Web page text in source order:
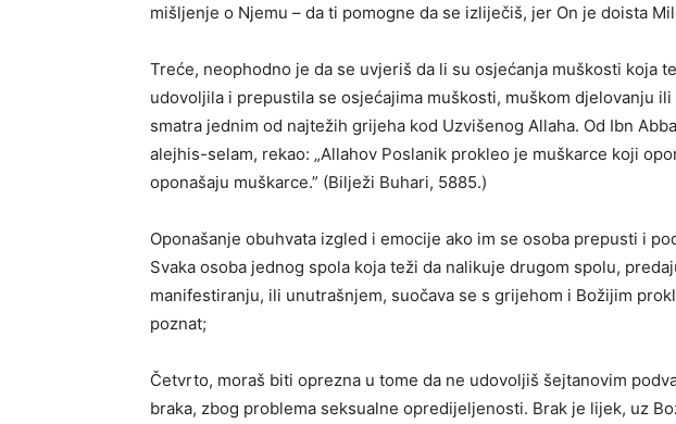
mišljenje o Njemu – da ti pomogne da se izliječiš, jer On je doista
Treće, neophodno je da se uvjeriš da li su osjećanja muškosti koja
udovoljila i prepustila se osjećajima muškosti, muškom djelovanju ili
smatra jednim od najtežih grijeha kod Uzvišenog Allaha. Od Ibn
alejhis-selam, rekao: „Allahov Poslanik prokleo je muškarce koji
oponašaju muškarce.” (Bilježi Buhari, 5885.)
Oponašanje obuhvata izgled i emocije ako im se osoba prepusti i
Svaka osoba jednog spola koja teži da nalikuje drugom spolu,
manifestiranju, ili unutrašnjem, suočava se s grijehom i Božijim
poznat;
Četvrto, moraš biti oprezna u tome da ne udovoljiš šejtanovim
braka, zbog problema seksualne opredijeljenosti. Brak je lijek, uz